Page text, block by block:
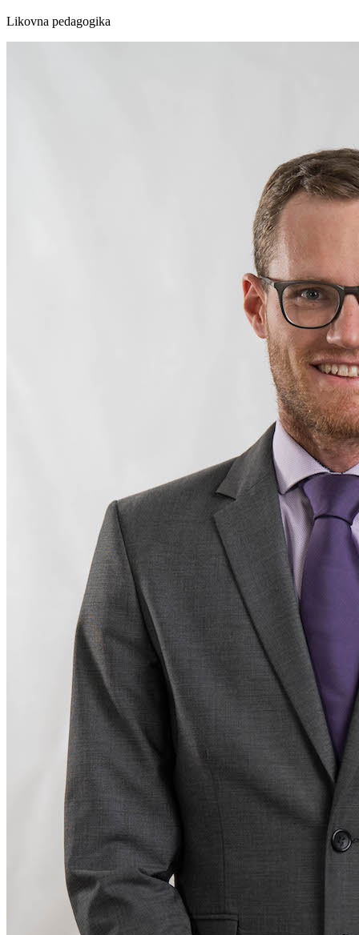
Likovna pedagogika